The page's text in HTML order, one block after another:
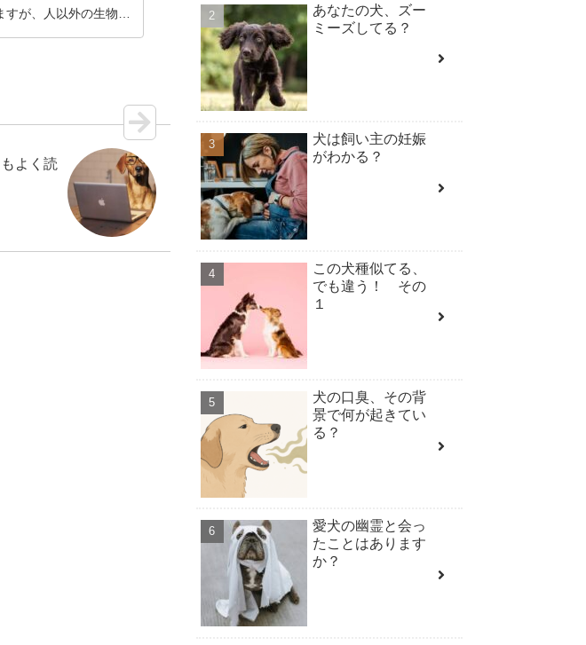
すが、人以外の生物
よく読
あなたの犬、ズー
ミーズしてる？
犬は飼い主の妊娠
がわかる？
この犬種似てる、
でも違う！ その
１
犬の口臭、その背
景で何が起きてい
る？
愛犬の幽霊と会っ
たことはあります
か？